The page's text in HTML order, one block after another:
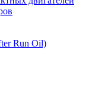
Run Oil)